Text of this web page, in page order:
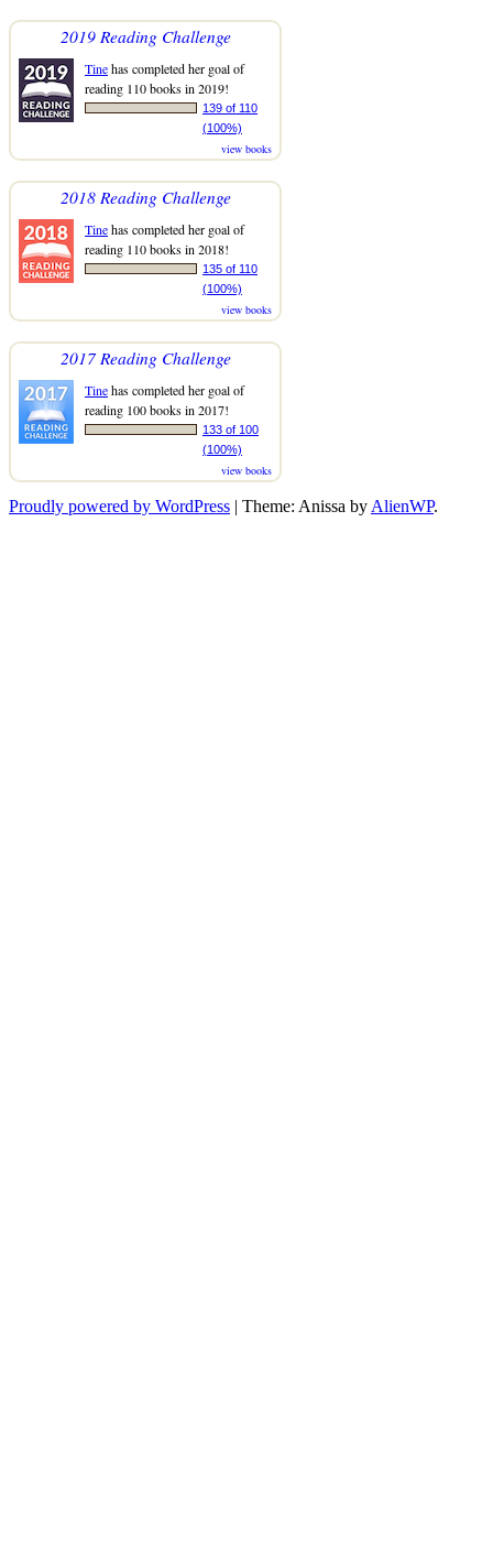
2019 Reading Challenge
Tinehas completed her goal of
reading 110 books in 2019!
139 of 110
(100%)
view books
2018 Reading Challenge
Tinehas completed her goal of
reading 110 books in 2018!
135 of 110
(100%)
view books
2017 Reading Challenge
Tinehas completed her goal of
reading 100 books in 2017!
133 of 100
(100%)
view books
Proudly powered by WordPress | Theme: Anissa by AlienWP.